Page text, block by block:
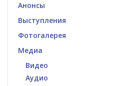
Анонсы
Выступления
Фотогалерея
Медиа
Видео
Аудио